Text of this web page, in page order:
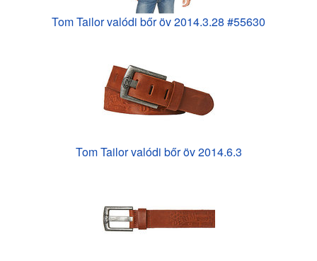
Tom Tailor valódi bőr öv 2014.3.28 #55630
Tom Tailor valódi bőr öv 2014.6.3